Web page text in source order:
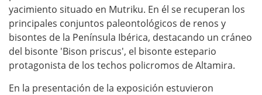
yacimiento situado en Mutriku. En él se recuperan los
principales conjuntos paleontológicos de renos y
bisontes de la Península Ibérica, destacando un cráneo
del bisonte 'Bison priscus', el bisonte estepario
protagonista de los techos policromos de Altamira.
En la presentación de la exposición estuvieron